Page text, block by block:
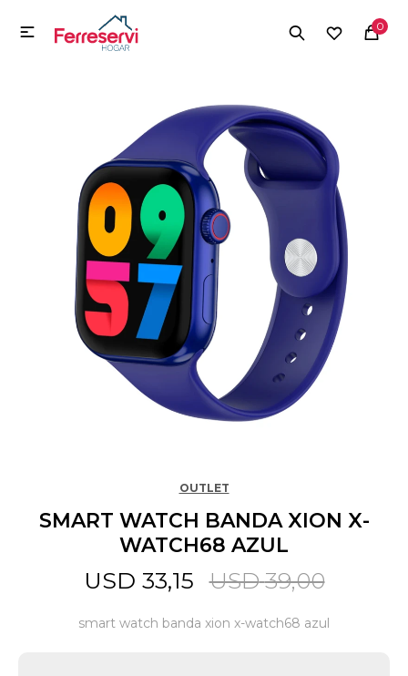
0

OUTLET
SMART WATCH BANDA XION X-
WATCH68 AZUL
USD 33,15 USD 39,00
smart watch banda xion x-watch68 azul
MI CUENTA
Herramientas y Construcción
Electrodomésticos
Tecnología
Deportes
Mascotas